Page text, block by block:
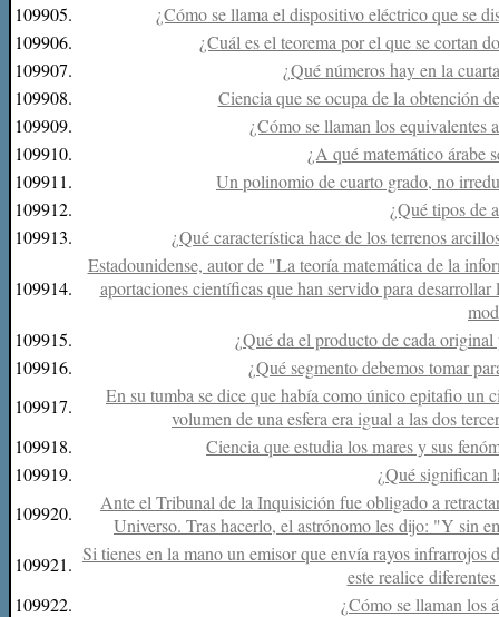
109905.
¿Cómo se llama el dispositivo eléctrico que se
109906.
¿Cuál es el teorema por el que se cortan
109907.
¿Qué números hay en la
109908.
Ciencia que se ocupa de la obtención
109909.
¿Cómo se llaman los equivalentes
109910.
¿A qué matemático árabe
109911.
Un polinomio de cuarto grado, no
109912.
¿Qué tipos de
109913.
¿Qué característica hace de los terrenos
109914.
Estadounidense, autor de "La teoría matemática de la
aportaciones científicas que han servido para
109915.
¿Qué da el producto de cada
109916.
¿Qué segmento debemos tomar
109917.
En su tumba se dice que había como único epitafio un
volumen de una esfera era igual a las dos
109918.
Ciencia que estudia los mares y sus
109919.
¿Qué significan
109920.
Ante el Tribunal de la Inquisición fue obligado a
Universo. Tras hacerlo, el astrónomo les dijo: "Y sin
109921. Si tienes en la mano un emisor que envía rayos infrarrojos
este realice
109922.
¿Cómo se llaman los